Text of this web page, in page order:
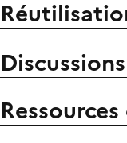
Discussions